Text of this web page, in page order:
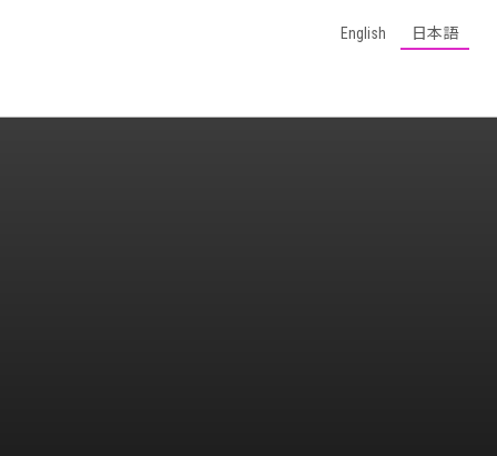
English 日本語